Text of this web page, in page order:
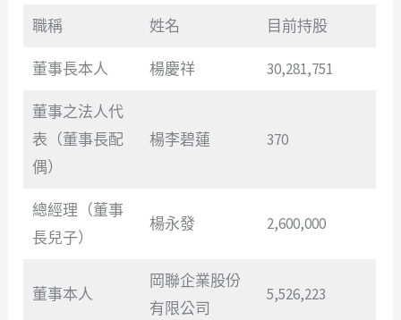
職稱 姓名 目前持股
董事長本人 楊慶祥 30,281,751
董事之法人代
表（董事長配
偶）
楊李碧蓮 370
總經理（董事
長兒子）
楊永發 2,600,000
董事本人
岡聯企業股份
有限公司
5,526,223